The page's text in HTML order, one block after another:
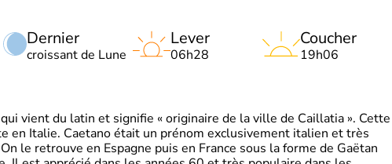
Dernier
croissant de Lune
Lever
06h28
Coucher
19h06
vient du latin et signifie « originaire de la ville de Caillatia ». Cette
en Italie. Caetano était un prénom exclusivement italien et très
le retrouve en Espagne puis en France sous la forme de Gaëtan